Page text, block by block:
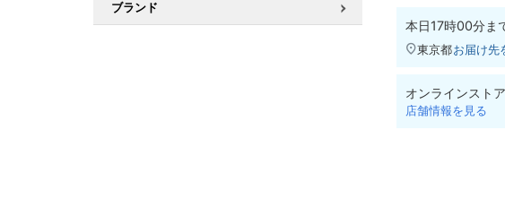
ブランド
本日17時00分ま
東京都お届け先
オンラインスト
店舗情報を見る